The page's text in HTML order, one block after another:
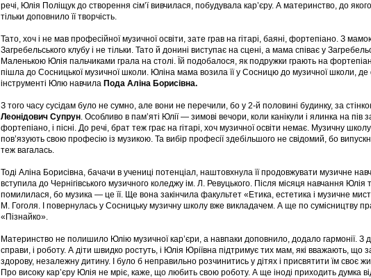
речі, Юлія Поліщук до створення сім’ї вивчилася, побудувала кар’єру. А материнство, до
тільки доповнило її творчість.
Тато, хоч і не мав професійної музичної освіти, зате грав на гітарі, баяні, фортепіано. З
Загребельського клубу і не тільки. Тато й донині виступає на сцені, а мама співає у
Маленькою Юлія пальчиками грала на столі. Їй подобалося, як подружки грають на
пішла до Сосницької музичної школи. Юліна мама возила її у Сосницю до музичної школи,
інструменті Юлю навчила Пода Аліна Борисівна.
З того часу сусідам було не сумно, але вони не перечили, бо у 2-й половині будинку, за
Леонідович Супрун. Особливо в пам’яті Юлії — зимові вечори, коли канікули і ялинка на пів
фортепіано, і пісні. До речі, брат теж грає на гітарі, хоч музичної освіти немає. Музичну
пов’язують свою професію із музикою. Та вибір професії здебільшого не свідомий, бо
теж вагалась.
Тоді Аліна Борисівна, бачачи в учениці потенціал, наштовхнула її продовжувати музичне
вступила до Чернігівського музичного коледжу ім. Л. Ревуцького. Після місяця навчання
помилилася, бо музика — це її. Ще вона закінчила факультет «Етика, естетика і музичне
М. Гоголя. І повернулась у Сосницьку музичну школу вже викладачем. А ще по сумісництву
«Пізнайко».
Материнство не полишило Юлію музичної кар’єри, а навпаки доповнило, додало гармонії. З
справи, і роботу. А діти швидко ростуть, і Юлія Юріївна підтримує тих мам, які вважають, що
здорову, незалежну дитину. І було б неправильно розчинитись у дітях і присвятити їм своє
Про високу кар’єру Юлія не мріє, каже, що любить свою роботу. А ще іноді приходить думка